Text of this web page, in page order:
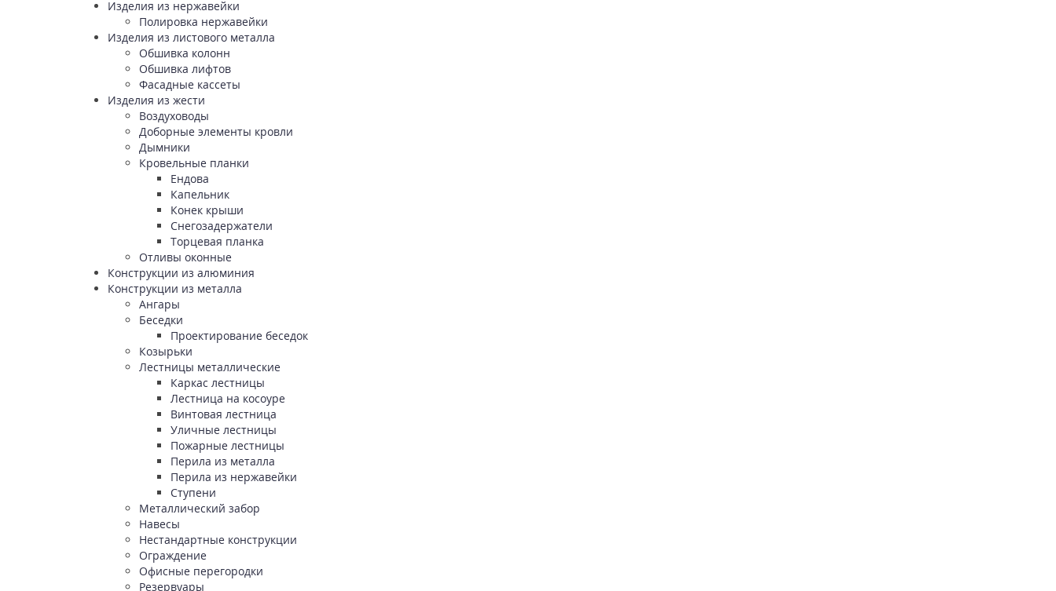
Изделия из нержавейки
Полировка нержавейки
Изделия из листового металла
Обшивка колонн
Обшивка лифтов
Фасадные кассеты
Изделия из жести
Воздуховоды
Доборные элементы кровли
Дымники
Кровельные планки
Ендова
Капельник
Конек крыши
Снегозадержатели
Торцевая планка
Отливы оконные
Конструкции из алюминия
Конструкции из металла
Ангары
Беседки
Проектирование беседок
Козырьки
Лестницы металлические
Каркас лестницы
Лестница на косоуре
Винтовая лестница
Уличные лестницы
Пожарные лестницы
Перила из металла
Перила из нержавейки
Ступени
Металлический забор
Навесы
Нестандартные конструкции
Ограждение
Офисные перегородки
Резервуары